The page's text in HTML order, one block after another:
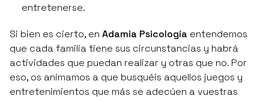
entretenerse.
Si bien es cierto, en Adamia Psicología entendemos
que cada familia tiene sus circunstancias y habrá
actividades que puedan realizar y otras que no. Por
eso, os animamos a que busquéis aquellos juegos y
entretenimientos que más se adecúen a vuestras